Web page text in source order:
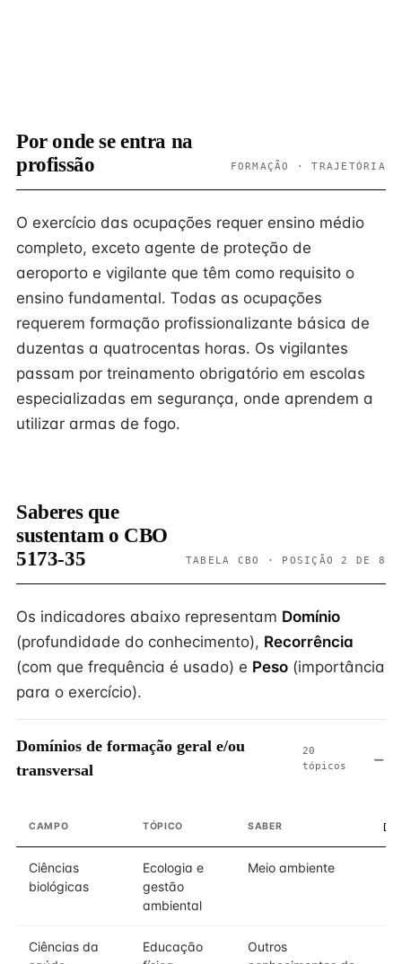
Por onde se entra na
profissão
FORMAÇÃO · TRAJETÓRIA
O exercício das ocupações requer ensino médio
completo, exceto agente de proteção de
aeroporto e vigilante que têm como requisito o
ensino fundamental. Todas as ocupações
requerem formação profissionalizante básica de
duzentas a quatrocentas horas. Os vigilantes
passam por treinamento obrigatório em escolas
especializadas em segurança, onde aprendem a
utilizar armas de fogo.
Saberes que
sustentam o CBO
5173-35
TABELA CBO · POSIÇÃO 2 DE 8
Os indicadores abaixo representam Domínio
(profundidade do conhecimento), Recorrência
(com que frequência é usado) e Peso (importância
para o exercício).
Domínios de formação geral e/ou
transversal
20
tópicos
CAMPO TÓPICO SABER
Ciências
biológicas
Ecologia e
gestão
ambiental
Meio ambiente
Ciências da
Educação
Outros